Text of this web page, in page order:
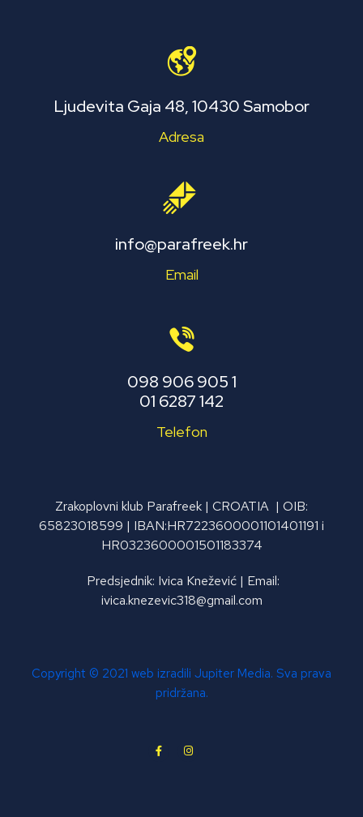
Ljudevita Gaja 48, 10430 Samobor
Adresa
info@parafreek.hr
Email
098 906 905 1
01 6287 142
Telefon
Zrakoplovni klub Parafreek | CROATIA | OIB:
65823018599 | IBAN:HR7223600001101401191 i
HR0323600001501183374
Predsjednik: Ivica Knežević | Email:
ivica.knezevic318@gmail.com
Copyright © 2021 web izradili Jupiter Media. Sva prava
pridržana.